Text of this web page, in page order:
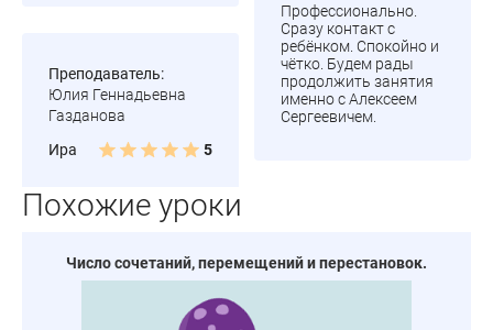
Преподаватель:
Юлия Геннадьевна
Газданова
Ира
5
Профессионально.
Сразу контакт с
ребёнком. Спокойно и
чётко. Будем рады
продолжить занятия
именно с Алексеем
Сергеевичем.
Похожие уроки
Число сочетаний, перемещений и перестановок.